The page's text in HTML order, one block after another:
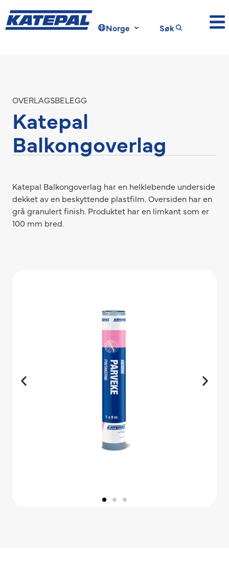
Norge Søk
OVERLAGSBELEGG
Katepal
Balkongoverlag
Katepal Balkongoverlag har en helklebende underside
dekket av en beskyttende plastfilm. Oversiden har en
grå granulert finish. Produktet har en limkant som er
100 mm bred.